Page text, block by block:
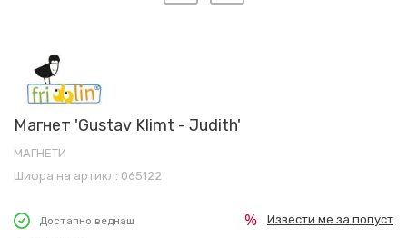
Магнет 'Gustav Klimt - Judith'
МАГНЕТИ
Шифра на артикл: 065122
Достапно веднаш Извести ме за попуст